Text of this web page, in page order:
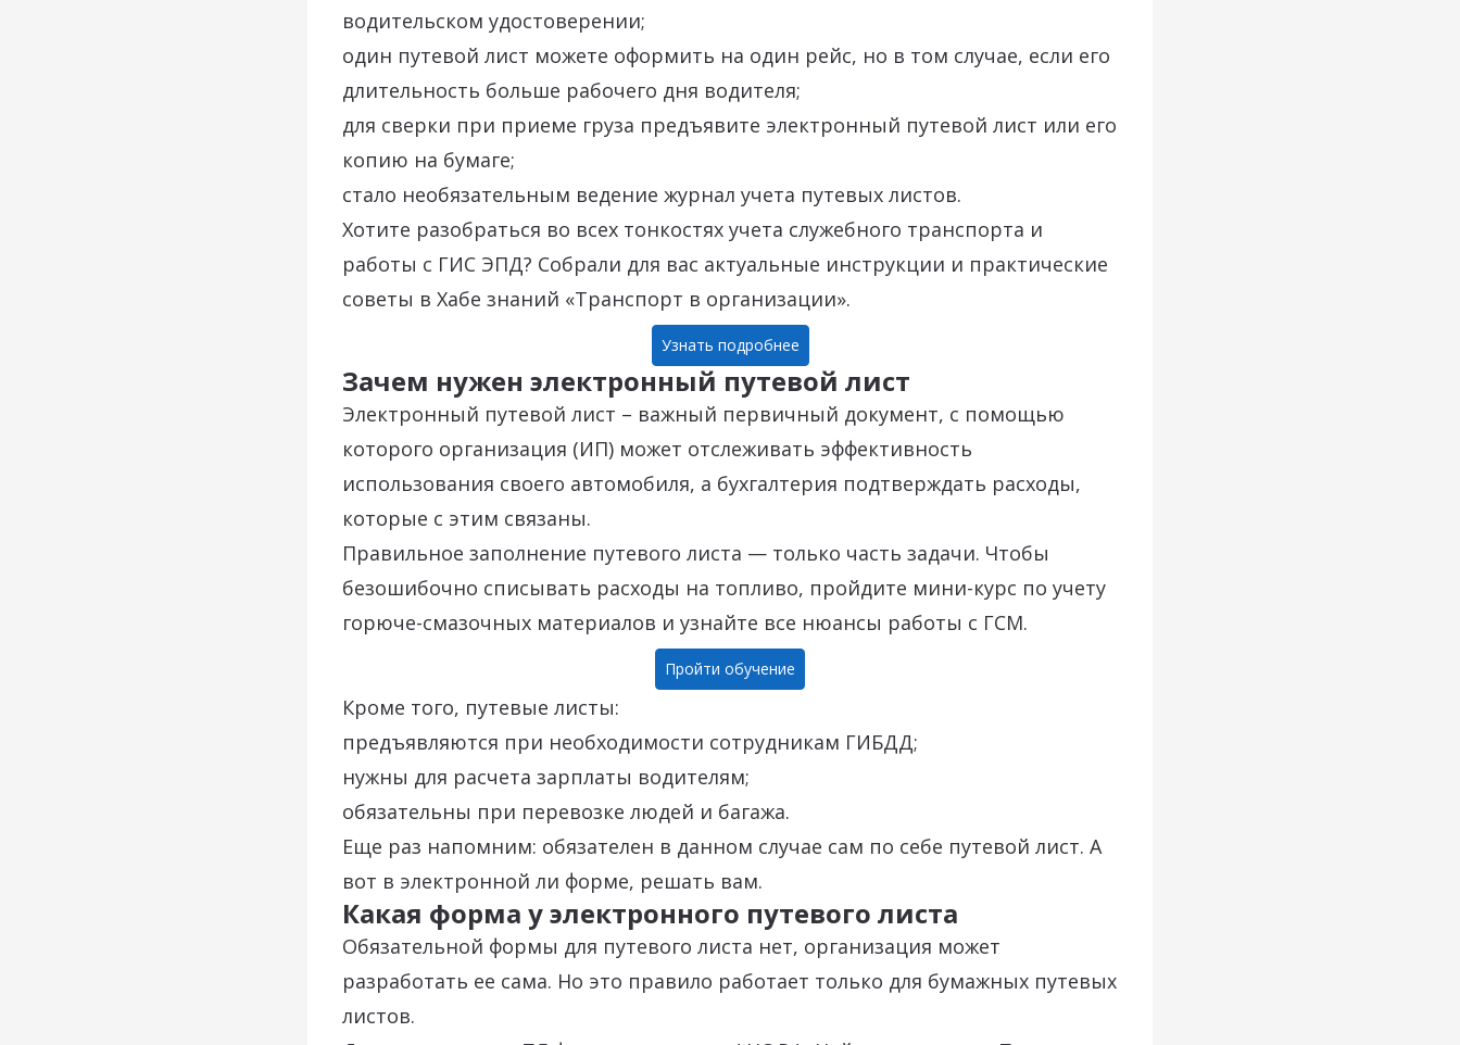
водительском удостоверении;
один путевой лист можете оформить на один рейс, но в том случае, если его
длительность больше рабочего дня водителя;
для сверки при приеме груза предъявите электронный путевой лист или его
копию на бумаге;
стало необязательным ведение журнал учета путевых листов.
Хотите разобраться во всех тонкостях учета служебного транспорта и
работы с ГИС ЭПД? Собрали для вас актуальные инструкции и практические
советы в Хабе знаний «Транспорт в организации».
Узнать подробнее
Зачем нужен электронный путевой лист
Электронный путевой лист – важный первичный документ, с помощью
которого организация (ИП) может отслеживать эффективность
использования своего автомобиля, а бухгалтерия подтверждать расходы,
которые с этим связаны.
Правильное заполнение путевого листа — только часть задачи. Чтобы
безошибочно списывать расходы на топливо, пройдите мини-курс по учету
горюче-смазочных материалов и узнайте все нюансы работы с ГСМ.
Пройти обучение
Кроме того, путевые листы:
предъявляются при необходимости сотрудникам ГИБДД;
нужны для расчета зарплаты водителям;
обязательны при перевозке людей и багажа.
Еще раз напомним: обязателен в данном случае сам по себе путевой лист. А
вот в электронной ли форме, решать вам.
Какая форма у электронного путевого листа
Обязательной формы для путевого листа нет, организация может
разработать ее сама. Но это правило работает только для бумажных путевых
листов.